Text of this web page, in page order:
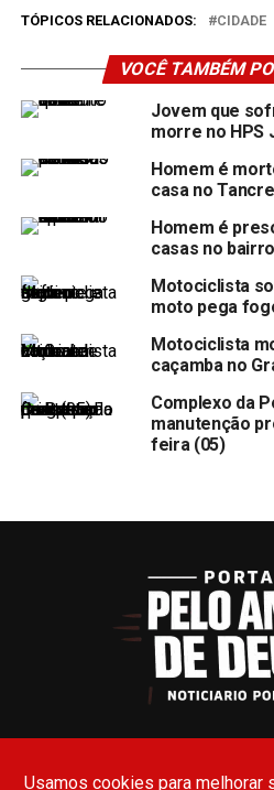
TÓPICOS RELACIONADOS: CIDADE
VOCÊ TAMBÉM
Jovem que
morre no HPS
Homem é
casa no
Homem é
casas no
Motociclista
moto pega
Motociclista
caçamba no
Complexo da
manutenção
feira (05)